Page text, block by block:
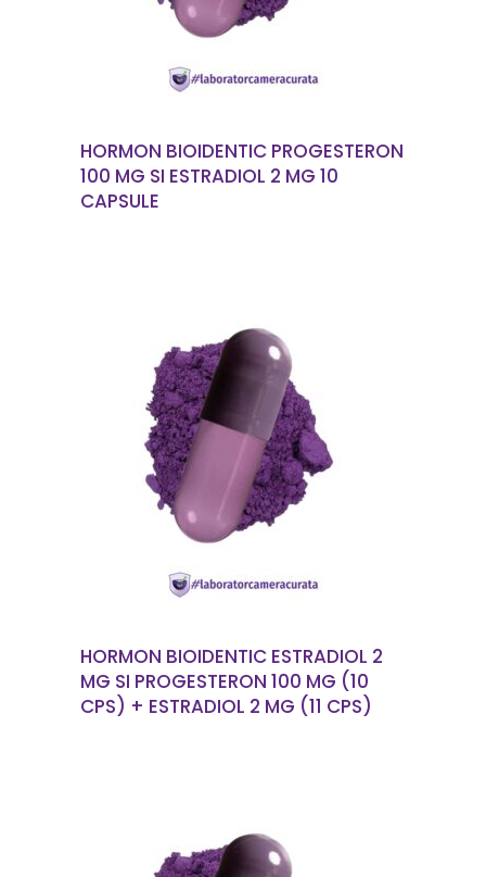
HORMON BIOIDENTIC PROGESTERON
100 MG SI ESTRADIOL 2 MG 10
CAPSULE
CITEȘTE MAI MULT
HORMON BIOIDENTIC ESTRADIOL 2
MG SI PROGESTERON 100 MG (10
CPS) + ESTRADIOL 2 MG (11 CPS)